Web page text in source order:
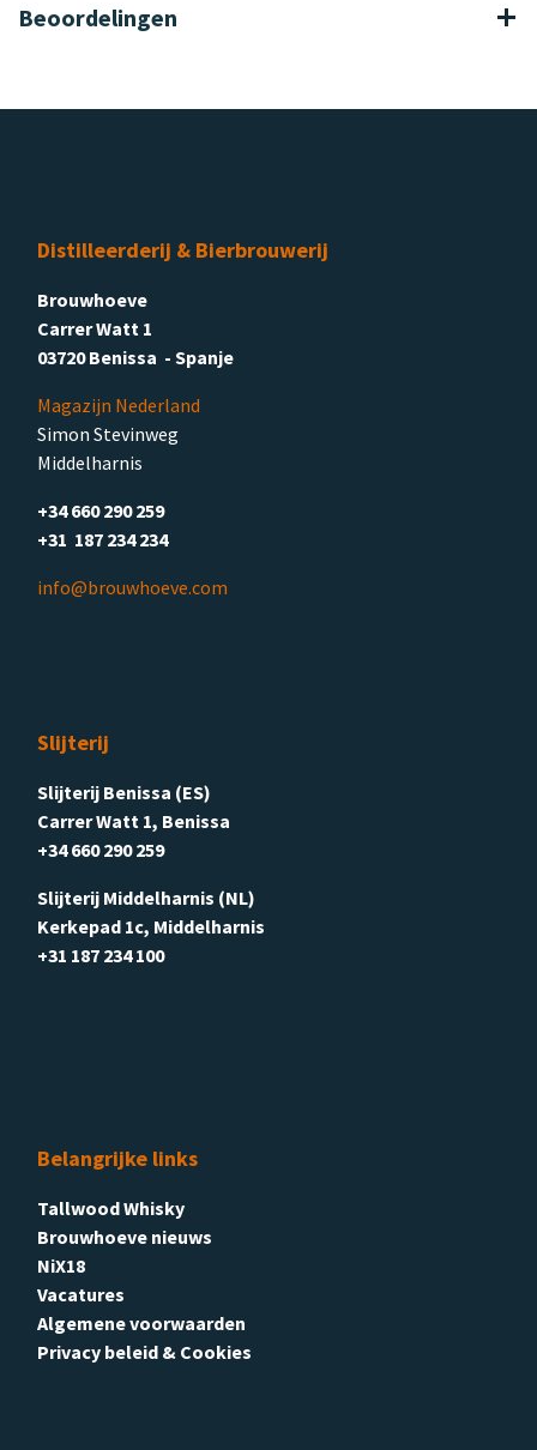
Beoordelingen
Distilleerderij & Bierbrouwerij
Brouwhoeve
Carrer Watt 1
03720 Benissa - Spanje
Magazijn Nederland
Simon Stevinweg
Middelharnis
+34 660 290 259
+31 187 234 234
info@brouwhoeve.com
Slijterij
Slijterij Benissa (ES)
Carrer Watt 1, Benissa
+34 660 290 259
Slijterij Middelharnis (NL)
Kerkepad 1c, Middelharnis
+31 187 234 100
Belangrijke links
Tallwood Whisky
Brouwhoeve nieuws
NiX18
Vacatures
Algemene voorwaarden
Privacy beleid & Cookies